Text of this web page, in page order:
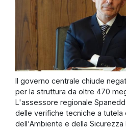
Il governo centrale chiude
per la struttura da oltre 470
L'assessore regionale
delle verifiche tecniche a tutela
dell'Ambiente e della